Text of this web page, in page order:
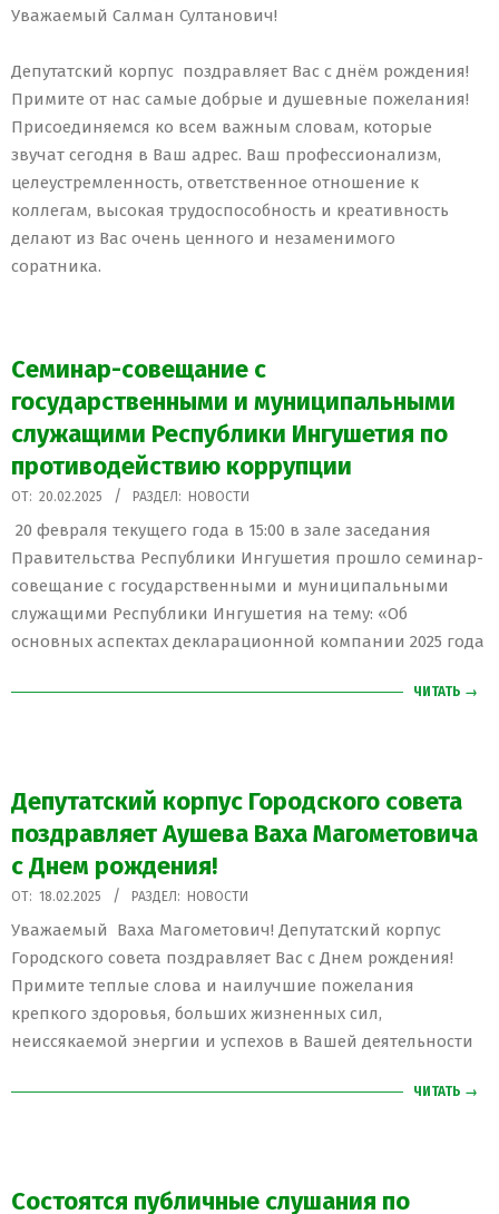
02-
Уважаемый Салман Султанович!
Депутатский корпус поздравляет Вас с днём рождения!
Примите от нас самые добрые и душевные пожелания!
Присоединяемся ко всем важным словам, которые
звучат сегодня в Ваш адрес. Ваш профессионализм,
целеустремленность, ответственное отношение к
коллегам, высокая трудоспособность и креативность
делают из Вас очень ценного и незаменимого
соратника.
Семинар-совещание с
государственными и муниципальными
служащими Республики Ингушетия по
противодействию коррупции
2025-
02-
20
ОТ: 20.02.2025 РАЗДЕЛ: НОВОСТИ
20 февраля текущего года в 15:00 в зале заседания
Правительства Республики Ингушетия прошло семинар-
совещание с государственными и муниципальными
служащими Республики Ингушетия на тему: «Об
основных аспектах декларационной компании 2025 года
ЧИТАТЬ →
Депутатский корпус Городского совета
поздравляет Аушева Ваха Магометовича
с Днем рождения!
2025-
02-
18
ОТ: 18.02.2025 РАЗДЕЛ: НОВОСТИ
Уважаемый Ваха Магометович! Депутатский корпус
Городского совета поздравляет Вас с Днем рождения!
Примите теплые слова и наилучшие пожелания
крепкого здоровья, больших жизненных сил,
неиссякаемой энергии и успехов в Вашей деятельности
ЧИТАТЬ →
Состоятся публичные слушания по